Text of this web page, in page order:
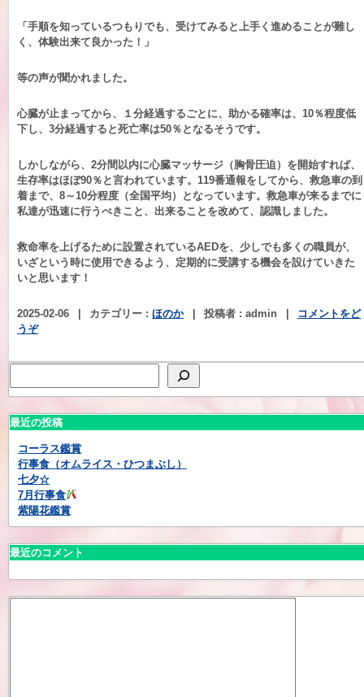
「手順を知っているつもりでも、受けてみると上手く進めることが難し
く、体験出来て良かった！」
等の声が聞かれました。
心臓が止まってから、１分経過するごとに、助かる確率は、10％程度低
下し、3分経過すると死亡率は50％となるそうです。
しかしながら、2分間以内に心臓マッサージ（胸骨圧迫）を開始すれば、
生存率はほぼ90％と言われています。119番通報をしてから、救急車の到
着まで、8～10分程度（全国平均）となっています。救急車が来るまでに
私達が迅速に行うべきこと、出来ることを改めて、認識しました。
救命率を上げるために設置されているAEDを、少しでも多くの職員が、
いざという時に使用できるよう、定期的に受講する機会を設けていきた
いと思います！
2025-02-06 カテゴリー : ほのか 投稿者 : admin
コメントをど
うぞ
最近の投稿
コーラス鑑賞
行事食（オムライス・ひつまぶし）
七夕☆
7月行事食
紫陽花鑑賞
最近のコメント